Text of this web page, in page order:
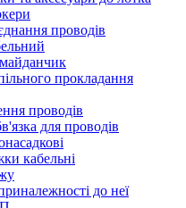
проводів
прокладання
проводів
для проводів
кабельні
до неї